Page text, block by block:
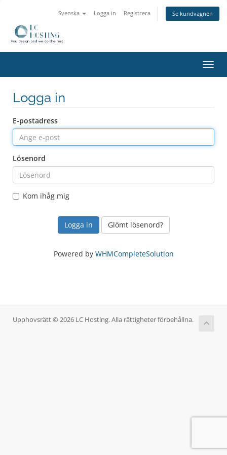
Svenska Logga in Registrera Se kundvagnen
Växla
Logga in
E-postadress
Lösenord
Kom ihåg mig
Glömt lösenord?
Powered by WHMCompleteSolution
Upphovsrätt © 2026 LC Hosting. Alla rättigheter förbehållna.